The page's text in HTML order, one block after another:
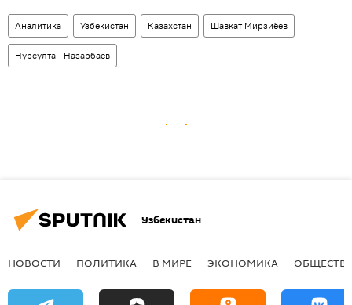
Аналитика Узбекистан Казахстан Шавкат Мирзиёев
Нурсултан Назарбаев
Узбекистан
НОВОСТИ ПОЛИТИКА В МИРЕ ЭКОНОМИКА